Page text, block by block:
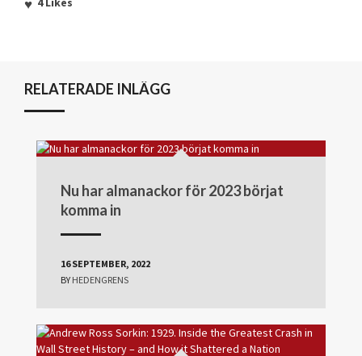
RELATERADE INLÄGG
Nu har almanackor för 2023 börjat
komma in
16 SEPTEMBER, 2022
BY HEDENGRENS